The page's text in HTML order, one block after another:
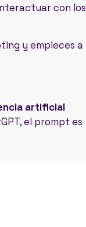
con los
y empieces a
artificial
el prompt es